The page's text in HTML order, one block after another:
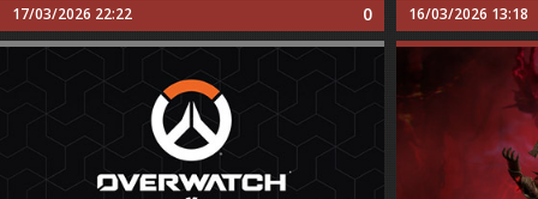
17/03/2026 22:22
0
16/03/2026 13:18